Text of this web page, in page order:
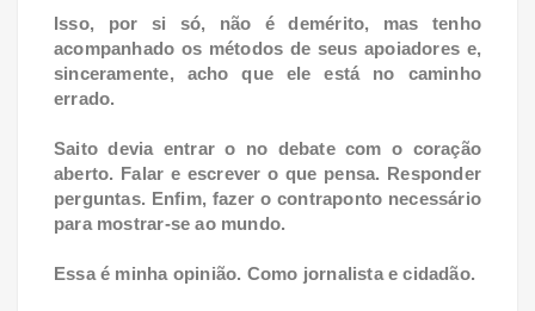
Isso, por si só, não é demérito, mas tenho
acompanhado os métodos de seus apoiadores e,
sinceramente, acho que ele está no caminho
errado.
Saito devia entrar o no debate com o coração
aberto. Falar e escrever o que pensa. Responder
perguntas. Enfim, fazer o contraponto necessário
para mostrar-se ao mundo.
Essa é minha opinião. Como jornalista e cidadão.